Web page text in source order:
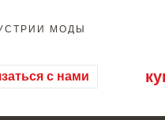
МОДЫ
с нами